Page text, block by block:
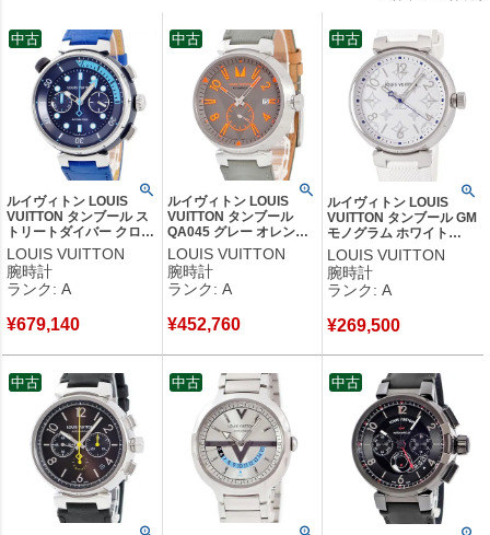
ルイヴィトン LOUIS
VUITTON タンブール ス
トリートダイバー クロノ
グラフ スカイラインブル
ー QA168Z 紺 青 メンズ
腕時計自動巻き ネイビー
【中古】中古美品
LOUIS VUITTON
腕時計
ランク: A
¥679,140
中古
ルイヴィトン LOUIS
VUITTON タンブール
QA045 グレー オレンジ
デイト スモールセコンド
アラビア バー メンズ 腕
時計自動巻き グレー
【中古】中古美品
LOUIS VUITTON
腕時計
ランク: A
¥452,760
中古
ルイヴィトン LOUIS
VUITTON タンブール GM
モノグラム ホワイト
QA114Z アラビア バー ラ
ウンド メンズ 腕時計クオ
ーツ ホワイト 【中古】中
古美品
LOUIS VUITTON
腕時計
ランク: A
¥269,500
中古
中古 中古 中古